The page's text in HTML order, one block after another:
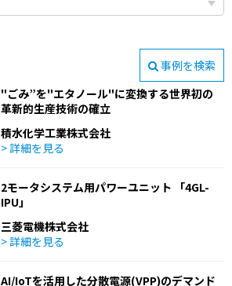
事例を検索
"ごみ”を"エタノール"に変換する世界初の
革新的生産技術の確立
積水化学工業株式会社
> 詳細を見る
2モータシステム用パワーユニット 「4GL-
IPU」
三菱電機株式会社
> 詳細を見る
AI/IoTを活用した分散電源(VPP)のデマンド